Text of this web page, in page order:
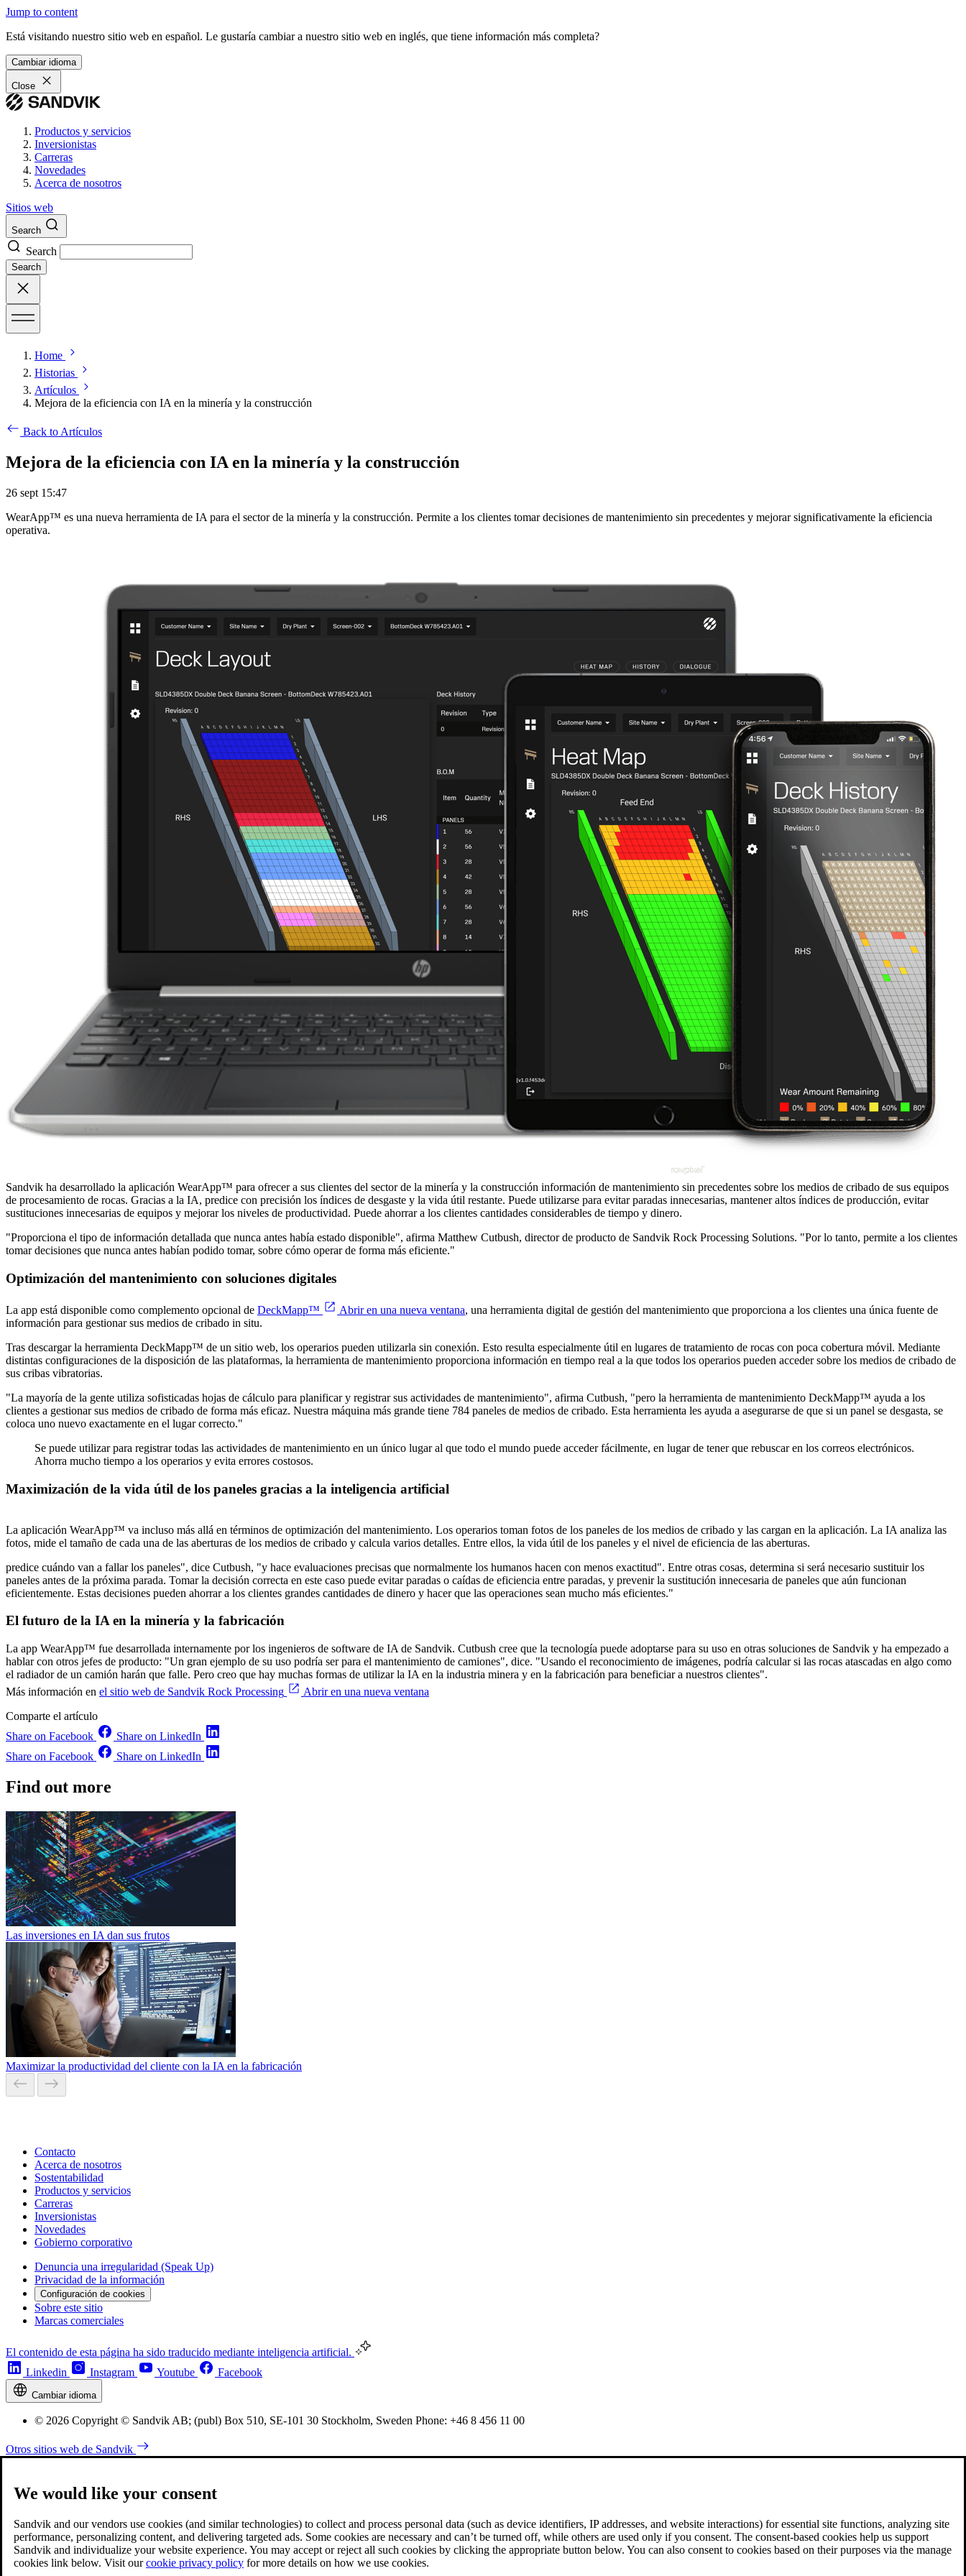
Jump to content
Está visitando nuestro sitio web en español. Le gustaría cambiar a nuestro sitio web en inglés, que tiene información más completa?
Cambiar idioma
Close
Productos y servicios
Inversionistas
Carreras
Novedades
Acerca de nosotros
Sitios web
Search
Search
Search
Home
Historias
Artículos
Mejora de la eficiencia con IA en la minería y la construcción
Back to Artículos
Mejora de la eficiencia con IA en la minería y la construcción
26 sept 15:47
WearApp™ es una nueva herramienta de IA para el sector de la minería y la construcción. Permite a los clientes tomar decisiones de mantenimiento sin precedentes y mejorar significativamente la eficiencia
operativa.
Sandvik ha desarrollado la aplicación WearApp™ para ofrecer a sus clientes del sector de la minería y la construcción información de mantenimiento sin precedentes sobre los medios de cribado de sus equipos
de procesamiento de rocas. Gracias a la IA, predice con precisión los índices de desgaste y la vida útil restante. Puede utilizarse para evitar paradas innecesarias, mantener altos índices de producción, evitar
sustituciones innecesarias de equipos y mejorar los niveles de productividad. Puede ahorrar a los clientes cantidades considerables de tiempo y dinero.
"Proporciona el tipo de información detallada que nunca antes había estado disponible", afirma Matthew Cutbush, director de producto de Sandvik Rock Processing Solutions. "Por lo tanto, permite a los clientes
tomar decisiones que nunca antes habían podido tomar, sobre cómo operar de forma más eficiente."
Optimización del mantenimiento con soluciones digitales
La app está disponible como complemento opcional de DeckMapp™ Abrir en una nueva ventana, una herramienta digital de gestión del mantenimiento que proporciona a los clientes una única fuente de
información para gestionar sus medios de cribado in situ.
Tras descargar la herramienta DeckMapp™ de un sitio web, los operarios pueden utilizarla sin conexión. Esto resulta especialmente útil en lugares de tratamiento de rocas con poca cobertura móvil. Mediante
distintas configuraciones de la disposición de las plataformas, la herramienta de mantenimiento proporciona información en tiempo real a la que todos los operarios pueden acceder sobre los medios de cribado de
sus cribas vibratorias.
"La mayoría de la gente utiliza sofisticadas hojas de cálculo para planificar y registrar sus actividades de mantenimiento", afirma Cutbush, "pero la herramienta de mantenimiento DeckMapp™ ayuda a los
clientes a gestionar sus medios de cribado de forma más eficaz. Nuestra máquina más grande tiene 784 paneles de medios de cribado. Esta herramienta les ayuda a asegurarse de que si un panel se desgasta, se
coloca uno nuevo exactamente en el lugar correcto."
Se puede utilizar para registrar todas las actividades de mantenimiento en un único lugar al que todo el mundo puede acceder fácilmente, en lugar de tener que rebuscar en los correos electrónicos.
Ahorra mucho tiempo a los operarios y evita errores costosos.
Maximización de la vida útil de los paneles gracias a la inteligencia artificial
La aplicación WearApp™ va incluso más allá en términos de optimización del mantenimiento. Los operarios toman fotos de los paneles de los medios de cribado y las cargan en la aplicación. La IA analiza las
fotos, mide el tamaño de cada una de las aberturas de los medios de cribado y calcula varios detalles. Entre ellos, la vida útil de los paneles y el nivel de eficiencia de las aberturas.
predice cuándo van a fallar los paneles", dice Cutbush, "y hace evaluaciones precisas que normalmente los humanos hacen con menos exactitud". Entre otras cosas, determina si será necesario sustituir los
paneles antes de la próxima parada. Tomar la decisión correcta en este caso puede evitar paradas o caídas de eficiencia entre paradas, y prevenir la sustitución innecesaria de paneles que aún funcionan
eficientemente. Estas decisiones pueden ahorrar a los clientes grandes cantidades de dinero y hacer que las operaciones sean mucho más eficientes."
El futuro de la IA en la minería y la fabricación
La app WearApp™ fue desarrollada internamente por los ingenieros de software de IA de Sandvik. Cutbush cree que la tecnología puede adoptarse para su uso en otras soluciones de Sandvik y ha empezado a
hablar con otros jefes de producto: "Un gran ejemplo de su uso podría ser para el mantenimiento de camiones", dice. "Usando el reconocimiento de imágenes, podría calcular si las rocas atascadas en algo como
el radiador de un camión harán que falle. Pero creo que hay muchas formas de utilizar la IA en la industria minera y en la fabricación para beneficiar a nuestros clientes".
Más información en el sitio web de Sandvik Rock Processing
Abrir en una nueva ventana
Comparte el artículo
Share on Facebook
Share on LinkedIn
Share on Facebook
Share on LinkedIn
Find out more
Las inversiones en IA dan sus frutos
Maximizar la productividad del cliente con la IA en la fabricación
Contacto
Acerca de nosotros
Sostentabilidad
Productos y servicios
Carreras
Inversionistas
Novedades
Gobierno corporativo
Denuncia una irregularidad (Speak Up)
Privacidad de la información
Configuración de cookies
Sobre este sitio
Marcas comerciales
El contenido de esta página ha sido traducido mediante inteligencia artificial.
Linkedin
Instagram Youtube Facebook
Cambiar idioma
© 2026 Copyright © Sandvik AB; (publ) Box 510, SE-101 30 Stockholm, Sweden Phone: +46 8 456 11 00
Otros sitios web de Sandvik
We would like your consent
Sandvik and our vendors use cookies (and similar technologies) to collect and process personal data (such as device identifiers, IP addresses, and website interactions) for essential site functions, analyzing site
performance, personalizing content, and delivering targeted ads. Some cookies are necessary and can’t be turned off, while others are used only if you consent. The consent-based cookies help us support
Sandvik and individualize your website experience. You may accept or reject all such cookies by clicking the appropriate button below. You can also consent to cookies based on their purposes via the manage
cookies link below. Visit ourcookie privacy policy for more details on how we use cookies.